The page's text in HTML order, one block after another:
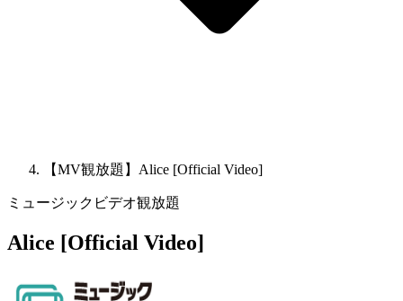
【MV観放題】Alice [Official Video]
ミュージックビデオ観放題
Alice [Official Video]